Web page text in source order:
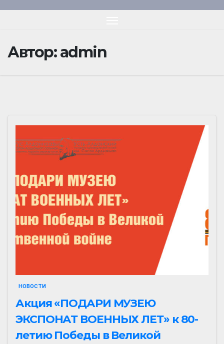
Автор:admin
НОВОСТИ
Акция «ПОДАРИ МУЗЕЮ
ЭКСПОНАТ ВОЕННЫХ ЛЕТ» к 80-
летию Победы в Великой